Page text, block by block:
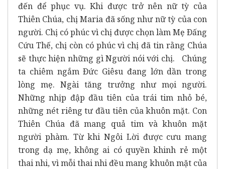
đến để phục vụ. Khi được trở nên nữ tỳ của
Thiên Chúa, chị Maria đã sống như nữ tỳ của con
người. Chị có phúc vì chị được chọn làm Mẹ Ðấng
Cứu Thế, chị còn có phúc vì chị đã tin rằng Chúa
sẽ thực hiện những gì Người nói với chị. Chúng
ta chiêm ngắm Ðức Giêsu đang lớn dần trong
lòng mẹ. Ngài tăng trưởng như mọi người.
Những nhịp đập đầu tiên của trái tim nhỏ bé,
những nét riêng tư đầu tiên của khuôn mặt. Con
Thiên Chúa đã mang quả tim và khuôn mặt
người phàm. Từ khi Ngôi Lời được cưu mang
trong dạ mẹ, không ai có quyền khinh rẻ một
thai nhi, vì mỗi thai nhi đều mang khuôn mặt của